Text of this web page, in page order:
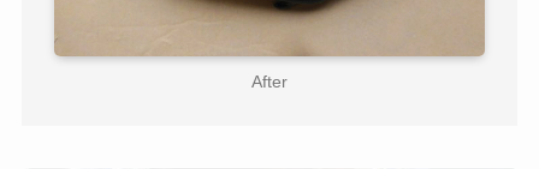
After